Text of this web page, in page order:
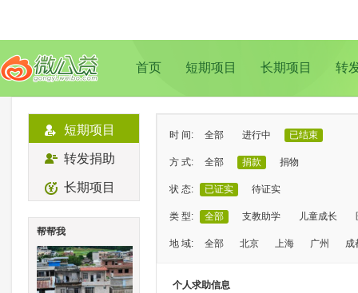
首页 短期项目 长期项目 转
短期项目
转发捐助
长期项目
帮帮我
时 间: 全部 进行中 已结束
方 式: 全部 捐款 捐物
状 态: 已证实 待证实
类 型: 全部 支教助学 儿童成长
地 域: 全部 北京 上海 广州 成
个人求助信息